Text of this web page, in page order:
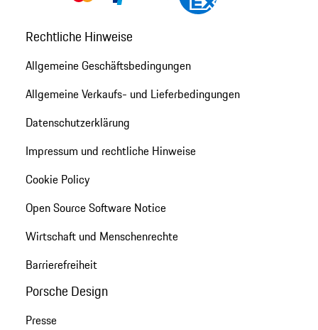
Rechtliche Hinweise
Allgemeine Geschäftsbedingungen
Allgemeine Verkaufs- und Lieferbedingungen
Datenschutzerklärung
Impressum und rechtliche Hinweise
Cookie Policy
Open Source Software Notice
Wirtschaft und Menschenrechte
Barrierefreiheit
Porsche Design
Presse